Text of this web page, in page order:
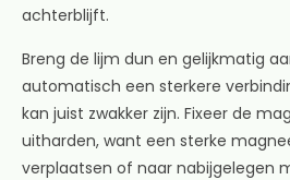
achterblijft.
Breng de lijm dun en gelijkmatig
automatisch een sterkere
kan juist zwakker zijn. Fixeer de
uitharden, want een sterke
verplaatsen of naar nabijgelegen